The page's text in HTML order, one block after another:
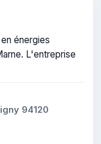
énergies
L'entreprise
94120